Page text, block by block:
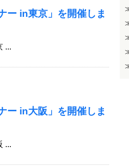
ー in東京」を開催しま
...
ー in大阪」を開催しま
...